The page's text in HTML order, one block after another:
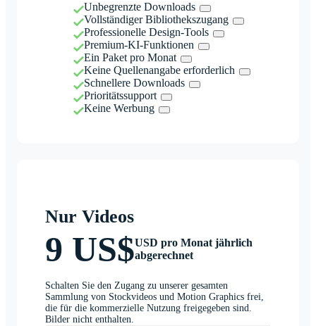
Unbegrenzte Downloads
Vollständiger Bibliothekszugang
Professionelle Design-Tools
Premium-KI-Funktionen
Ein Paket pro Monat
Keine Quellenangabe erforderlich
Schnellere Downloads
Prioritätssupport
Keine Werbung
Nur Videos
9 US$USD pro Monat jährlich
abgerechnet
Schalten Sie den Zugang zu unserer gesamten
Sammlung von Stockvideos und Motion Graphics frei,
die für die kommerzielle Nutzung freigegeben sind.
Bilder nicht enthalten.